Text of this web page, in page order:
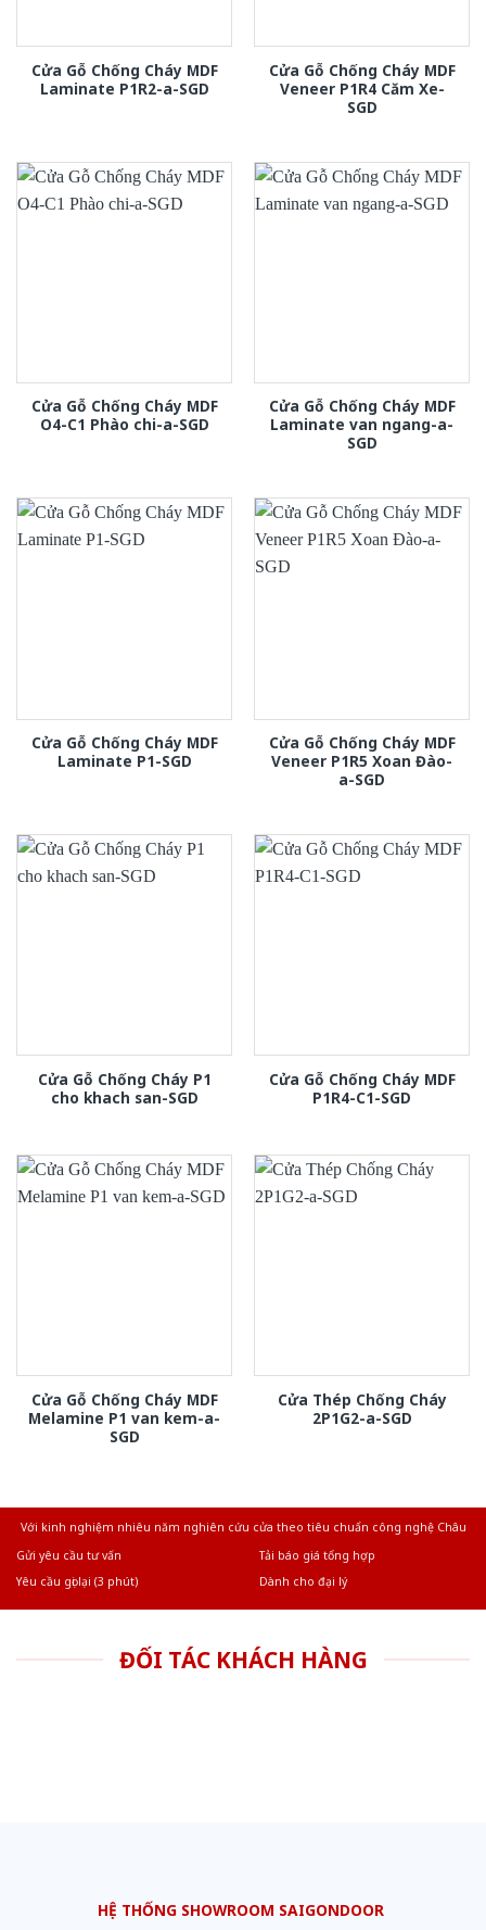
Cửa Gỗ Chống Cháy MDF
Laminate P1R2-a-SGD
Cửa Gỗ Chống Cháy MDF
Veneer P1R4 Căm Xe-
SGD
Cửa Gỗ Chống Cháy MDF
O4-C1 Phào chi-a-SGD
Cửa Gỗ Chống Cháy MDF
Laminate van ngang-a-
SGD
Cửa Gỗ Chống Cháy MDF
Laminate P1-SGD
Cửa Gỗ Chống Cháy MDF
Veneer P1R5 Xoan Đào-
a-SGD
Cửa Gỗ Chống Cháy P1
cho khach san-SGD
Cửa Gỗ Chống Cháy MDF
P1R4-C1-SGD
Cửa Gỗ Chống Cháy MDF
Melamine P1 van kem-a-
SGD
Cửa Thép Chống Cháy
2P1G2-a-SGD
Với kinh nghiệm nhiêu năm nghiên cứu cửa theo tiêu chuẩn công nghệ Châu
Gửi yêu cầu tư vấn
Tải báo giá tổng hợp
Yêu cầu gọi lại (3 phút)
Dành cho đại lý
ĐỐI TÁC KHÁCH HÀNG
HỆ THỐNG SHOWROOM SAIGONDOOR